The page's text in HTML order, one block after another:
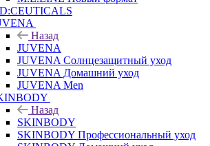
Назад
JUVENA
JUVENA Солнцезащитный уход
JUVENA Домашний уход
JUVENA Men
Назад
SKINBODY
SKINBODY Профессиональный уход